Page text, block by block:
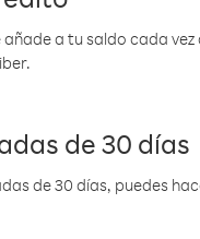
añade a tu saldo cada
de 30 días
de 30 días, puedes